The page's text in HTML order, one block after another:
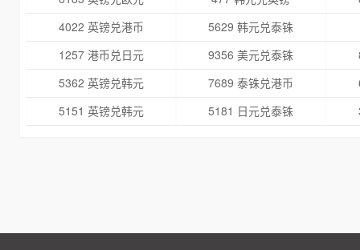
4022 英镑兑港币
5629 韩元兑泰铢
1257 港币兑日元
9356 美元兑泰铢
5362 英镑兑韩元
7689 泰铢兑港币
5151 英镑兑韩元
5181 日元兑泰铢